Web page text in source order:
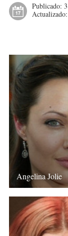
Publicado:
Actualizado:
Angelina Jolie